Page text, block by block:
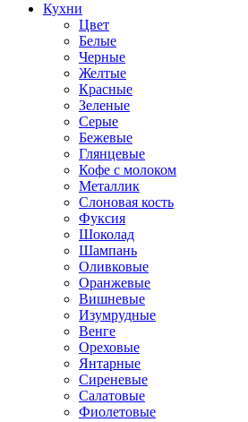
Кухни
Цвет
Белые
Черные
Желтые
Красные
Зеленые
Серые
Бежевые
Глянцевые
Кофе с молоком
Металлик
Слоновая кость
Фуксия
Шоколад
Шампань
Оливковые
Оранжевые
Вишневые
Изумрудные
Венге
Ореховые
Янтарные
Сиреневые
Салатовые
Фиолетовые